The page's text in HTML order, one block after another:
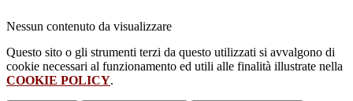
Nessun contenuto da visualizzare
Questo sito o gli strumenti terzi da questo utilizzati si avvalgono di
cookie necessari al funzionamento ed utili alle finalità illustrate nella
COOKIE POLICY.